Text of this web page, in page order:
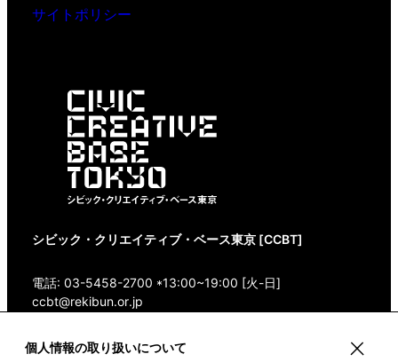
個人情報の取り扱いについて
サイトポリシー
シビック・クリエイティブ・ベース東京 [CCBT]
電話: 03-5458-2700 *13:00~19:00 [火-日]
ccbt@rekibun.or.jp
〒150-0001 東京都渋谷区神宮前1-14-4 1/1(ONE)